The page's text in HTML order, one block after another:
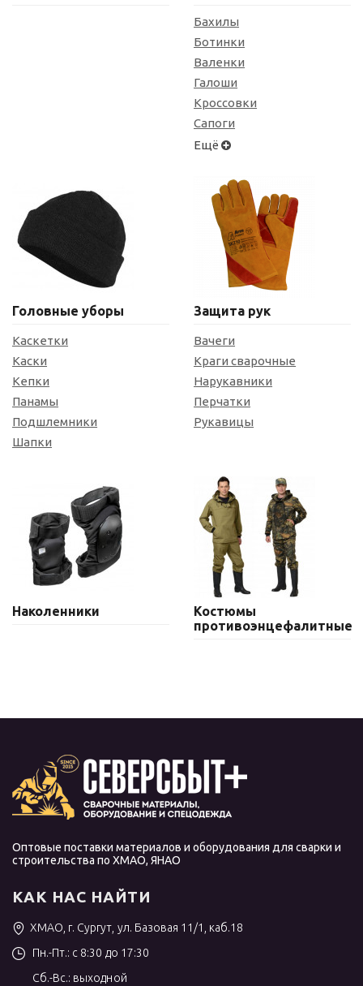
Бахилы
Ботинки
Валенки
Галоши
Кроссовки
Сапоги
Ещё
Головные уборы
Каскетки
Каски
Кепки
Панамы
Подшлемники
Шапки
Защита рук
Вачеги
Краги сварочные
Нарукавники
Перчатки
Рукавицы
Наколенники
Костюмы
противоэнцефалитные
Оптовые поставки материалов и оборудования для сварки и
строительства по ХМАО, ЯНАО
КАК НАС НАЙТИ
ХМАО, г. Сургут, ул. Базовая 11/1, каб.18
Пн.-Пт.: с 8:30 до 17:30
Сб.-Вс.: выходной